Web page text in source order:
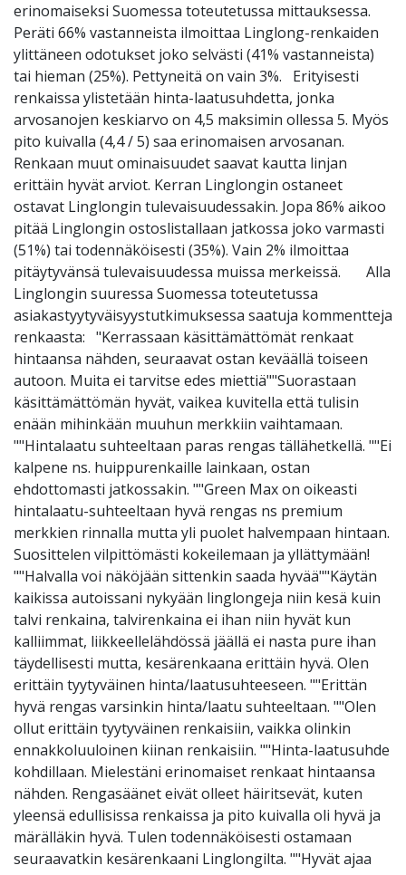
erinomaiseksi Suomessa toteutetussa mittauksessa.
Peräti 66% vastanneista ilmoittaa Linglong-renkaiden
ylittäneen odotukset joko selvästi (41% vastanneista)
tai hieman (25%). Pettyneitä on vain 3%. Erityisesti
renkaissa ylistetään hinta-laatusuhdetta, jonka
arvosanojen keskiarvo on 4,5 maksimin ollessa 5. Myös
pito kuivalla (4,4 / 5) saa erinomaisen arvosanan.
Renkaan muut ominaisuudet saavat kautta linjan
erittäin hyvät arviot. Kerran Linglongin ostaneet
ostavat Linglongin tulevaisuudessakin. Jopa 86% aikoo
pitää Linglongin ostoslistallaan jatkossa joko varmasti
(51%) tai todennäköisesti (35%). Vain 2% ilmoittaa
pitäytyvänsä tulevaisuudessa muissa merkeissä. Alla
Linglongin suuressa Suomessa toteutetussa
asiakastyytyväisyystutkimuksessa saatuja kommentteja
renkaasta: "Kerrassaan käsittämättömät renkaat
hintaansa nähden, seuraavat ostan keväällä toiseen
autoon. Muita ei tarvitse edes miettiä""Suorastaan
käsittämättömän hyvät, vaikea kuvitella että tulisin
enään mihinkään muuhun merkkiin vaihtamaan.
""Hintalaatu suhteeltaan paras rengas tällähetkellä. ""Ei
kalpene ns. huippurenkaille lainkaan, ostan
ehdottomasti jatkossakin. ""Green Max on oikeasti
hintalaatu-suhteeltaan hyvä rengas ns premium
merkkien rinnalla mutta yli puolet halvempaan hintaan.
Suosittelen vilpittömästi kokeilemaan ja yllättymään!
""Halvalla voi näköjään sittenkin saada hyvää""Käytän
kaikissa autoissani nykyään linglongeja niin kesä kuin
talvi renkaina, talvirenkaina ei ihan niin hyvät kun
kalliimmat, liikkeellelähdössä jäällä ei nasta pure ihan
täydellisesti mutta, kesärenkaana erittäin hyvä. Olen
erittäin tyytyväinen hinta/laatusuhteeseen. ""Erittän
hyvä rengas varsinkin hinta/laatu suhteeltaan. ""Olen
ollut erittäin tyytyväinen renkaisiin, vaikka olinkin
ennakkoluuloinen kiinan renkaisiin. ""Hinta-laatusuhde
kohdillaan. Mielestäni erinomaiset renkaat hintaansa
nähden. Rengasäänet eivät olleet häiritsevät, kuten
yleensä edullisissa renkaissa ja pito kuivalla oli hyvä ja
märälläkin hyvä. Tulen todennäköisesti ostamaan
seuraavatkin kesärenkaani Linglongilta. ""Hyvät ajaa